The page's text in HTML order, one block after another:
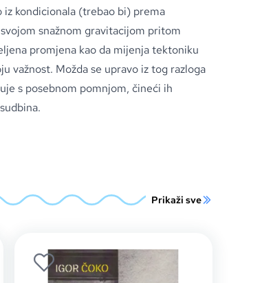
kondicionala (trebao bi) prema
snažnom gravitacijom pritom
promjena kao da mijenja tektoniku
važnost. Možda se upravo iz tog razloga
s posebnom pomnjom, čineći ih
Prikaži sve